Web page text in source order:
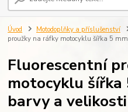
Úvod Motodoplňky a příslušenství
proužky na ráfky motocyklu šířka 5
Fluorescentní
motocyklu šířka
barvy a